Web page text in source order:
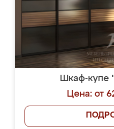
Шкаф-купе
Цена: от